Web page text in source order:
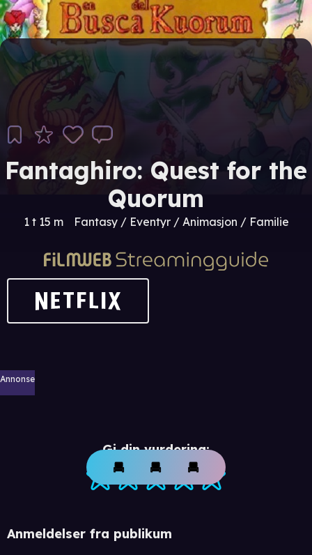
Fantaghiro: Quest for the
Quorum
1 t 15 m Fantasy / Eventyr / Animasjon / Familie
Annonse
Gi din vurdering:
Anmeldelser fra publikum